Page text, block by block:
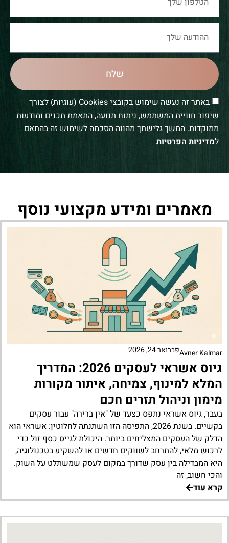
באתר זה נעשה שימוש בקובצי Cookies (עוגיות) לצורך
שיפור חוויית המשתמש, ניתוח תנועה, התאמת תכנים ומודעות
ממוקדות. המשך גלישתך מהווה הסכמה לשימוש זה בהתאם
למדיניות הפרטיות
שלח
מאמרים ומידע מקצועי נוסף
Avner Kalmarפברואר 24, 2026
גיוס אשראי לעסקים 2026: המדריך
המלא למינוף, צמיחה, איתור מקורות
מימון וניהול תזרים חכם
בעבר, גיוס אשראי נתפס כצעד של "אין ברירה" עבור עסקים
בקשיים. בשנת 2026, התפיסה הזו השתנתה לחלוטין: אשראי הוא
הדלק של העסקים המצליחים ביותר. היכולת לגייס כסף זול כדי
לרכוש מלאי, להתרחב לשווקים חדשים או להשקיע בטכנולוגיה,
היא המבדילה בין עסק שדורך במקום לעסק שמשתלט על השוק.
והכי חשוב, זה
קרא עוד